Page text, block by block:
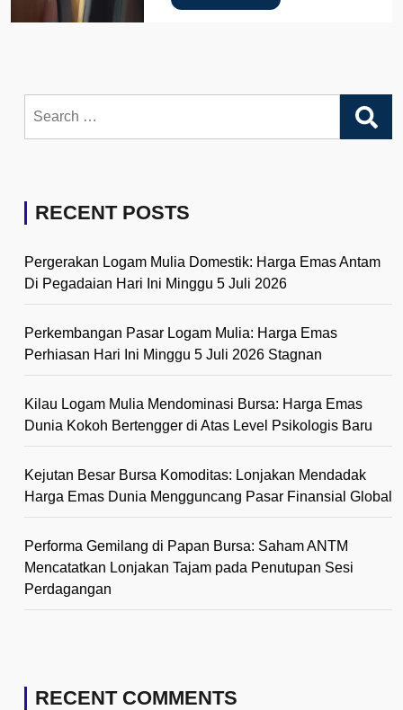
for:
RECENT POSTS
Pergerakan Logam Mulia Domestik: Harga Emas Antam
Di Pegadaian Hari Ini Minggu 5 Juli 2026
Perkembangan Pasar Logam Mulia: Harga Emas
Perhiasan Hari Ini Minggu 5 Juli 2026 Stagnan
Kilau Logam Mulia Mendominasi Bursa: Harga Emas
Dunia Kokoh Bertengger di Atas Level Psikologis Baru
Kejutan Besar Bursa Komoditas: Lonjakan Mendadak
Harga Emas Dunia Mengguncang Pasar Finansial Global
Performa Gemilang di Papan Bursa: Saham ANTM
Mencatatkan Lonjakan Tajam pada Penutupan Sesi
Perdagangan
RECENT COMMENTS